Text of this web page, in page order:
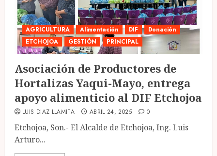
AGRICULTURA Alimentación DIF
Donación
ETCHOJOA
GESTIÓN PRINCIPAL
Asociación de Productores de
Hortalizas Yaqui-Mayo, entrega
apoyo alimenticio al DIF Etchojoa
LUIS DIAZ LLAMITA ABRIL 24, 2025 0
Etchojoa, Son.- El Alcalde de Etchojoa, Ing. Luis
Arturo...